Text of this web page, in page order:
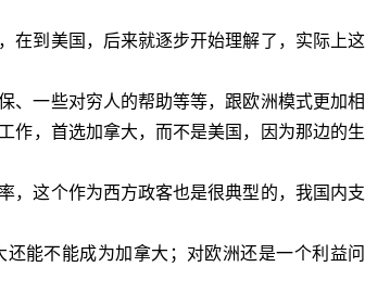
在到美国，后来就逐步开始理解了，实际上这
、一些对穷人的帮助等等，跟欧洲模式更加相
作，首选加拿大，而不是美国，因为那边的生
，这个作为西方政客也是很典型的，我国内支
能不能成为加拿大；对欧洲还是一个利益问